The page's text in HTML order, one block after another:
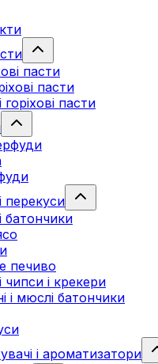
пасти
пасти
пасти
перекуси
батончики
печиво
чипси і крекери
і мюслі батончики
і ароматизатори